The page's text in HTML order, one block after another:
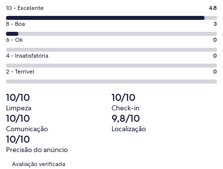
uma
nova
janela
Nota
10
-
Excelente.
48
de
51
avaliações
10 - Excelente 48
Nota
8
-
Boa.
3
de
avaliações
8 - Boa 3
Nota
6
-
Ok.
0
de
51
avaliações
6 - Ok 0
Nota
4
-
0
de
51
avaliações
4 - Insatisfatória 0
Nota
2
-
Terrível.
0
de
51
avaliações
2 - Terrível 0
10/10
Limpeza
10/10
Check-in
10/10
Comunicação
9,8/10
Localização
10/10
Precisão do anúncio
Avaliações
Avaliação verificada